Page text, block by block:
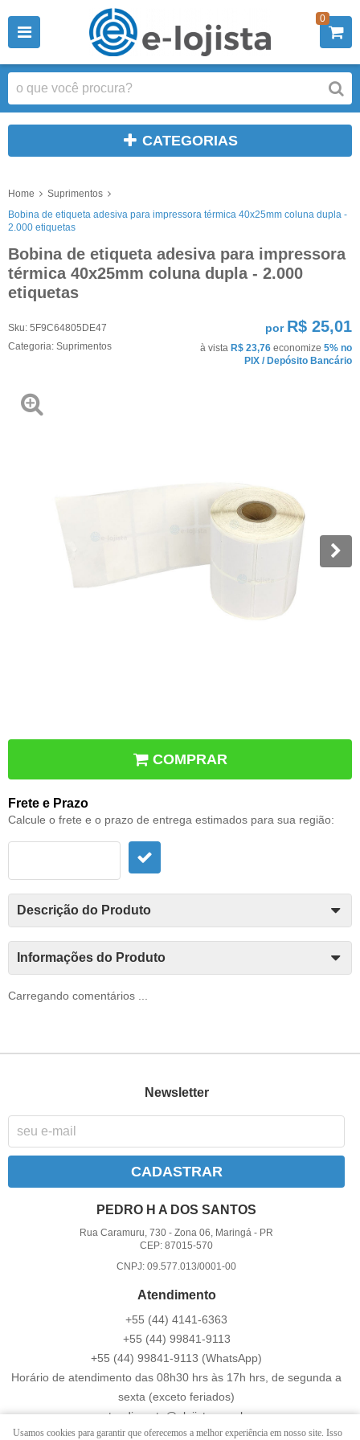
0
CATEGORIAS
Home
Suprimentos
Bobina de etiqueta adesiva para impressora térmica 40x25mm coluna dupla -
2.000 etiquetas
Bobina de etiqueta adesiva para impressora
térmica 40x25mm coluna dupla - 2.000
etiquetas
Sku: 5F9C64805DE47
Categoria: Suprimentos
por R$ 25,01
à vista R$ 23,76 economize 5% no
PIX / Depósito Bancário
COMPRAR
Frete e Prazo
Calcule o frete e o prazo de entrega estimados para sua região:
Descrição do Produto
Informações do Produto
Carregando comentários ...
Newsletter
CADASTRAR
PEDRO H A DOS SANTOS
Rua Caramuru, 730 -Zona 06, Maringá - PR
CEP: 87015-570
CNPJ: 09.577.013/0001-00
Atendimento
+55 (44) 4141-6363
+55 (44) 99841-9113
+55 (44) 99841-9113 (WhatsApp)
Horário de atendimento das 08h30 hrs às 17h hrs, de segunda a
sexta (exceto feriados)
atendimento@elojista.com.br
Usamos cookies para garantir que oferecemos a melhor experiência em nosso site. Isso